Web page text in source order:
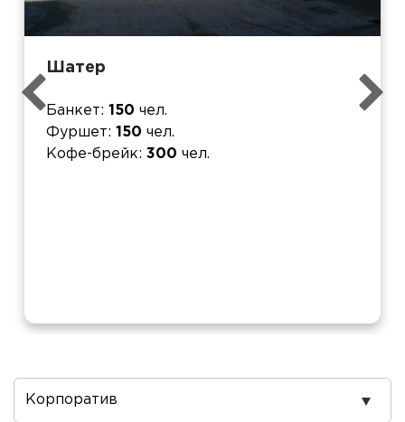
Шатер
Банкет 150 чел.
Фуршет
150 чел.
Кофе-брейк
300 чел.
Повод